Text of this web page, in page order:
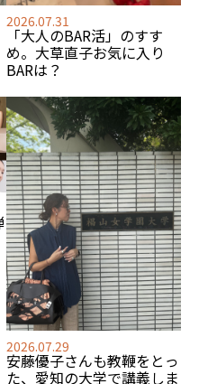
2026.07.31
「大人のBAR活」のすす
め。大草直子お気に入り
BARは？
2026.07.29
安藤優子さんも教鞭をとっ
た、愛知の大学で講義しま